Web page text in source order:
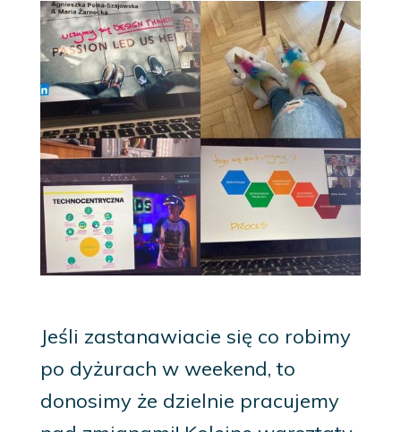
Jeśli zastanawiacie się co robimy
po dyżurach w weekend, to
donosimy że dzielnie pracujemy